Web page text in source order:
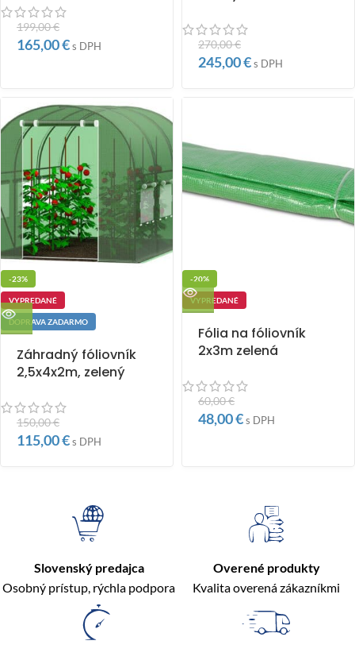
199,00€
165,00€s DPH 270,00€
245,00€s DPH
-23%
VYPREDANÉ
DOPRAVA ZADARMO
Záhradný fóliovník
2,5x4x2m, zelený
150,00€
115,00€s DPH
-20%
VYPREDANÉ
Fólia na fóliovník
2x3m zelená
60,00€
48,00€s DPH
Slovenský predajca
Osobný prístup, rýchla podpora
Overené produkty
Kvalita overená zákazníkmi